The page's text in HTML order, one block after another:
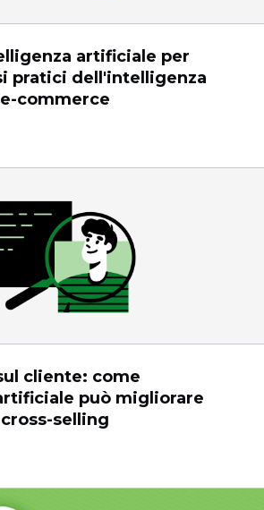
artificiale per
pratici dell'intelligenza
commerce
cliente: come
può migliorare
selling